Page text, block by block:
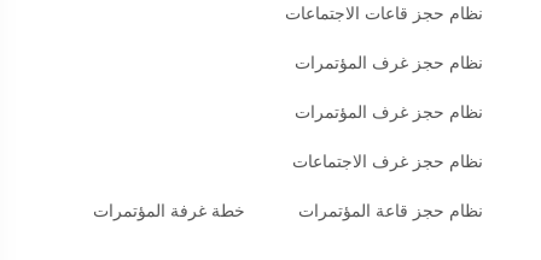
نظام حجز قاعات الاجتماعات
نظام حجز غرف المؤتمرات
نظام حجز غرف المؤتمرات
نظام حجز غرف الاجتماعات
نظام حجز قاعة المؤتمرات خطة غرفة المؤتمرات